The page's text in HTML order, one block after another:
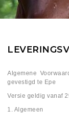
Algemene
gevestigd te Epe
Versie geldig vanaf
1. Algemeen